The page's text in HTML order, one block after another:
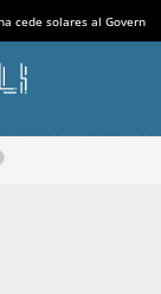
cede solares al Govern